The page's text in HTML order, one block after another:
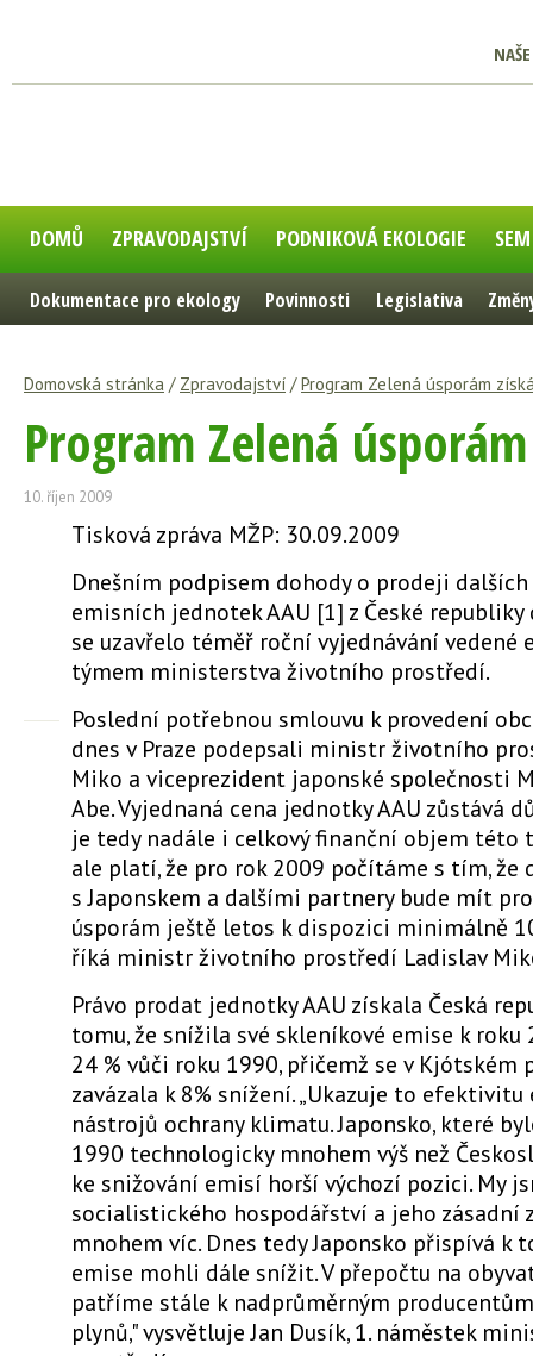
DOMŮ ZPRAVODAJSTVÍ PODNIKOVÁ EKOLOGIE
Dokumentace pro ekology Povinnosti Legislativa
Domovská stránka / Zpravodajství /Program Zelená úsporám
Program Zelená
10. říjen 2009
Tisková zpráva MŽP: 30.09.2009
Dnešním podpisem dohody o prodeji
emisních jednotek AAU [1] z České republiky
se uzavřelo téměř roční vyjednávání vedené
týmem ministerstva životního prostředí.
Poslední potřebnou smlouvu k provedení
dnes v Praze podepsali ministr životního
Miko a viceprezident japonské společnosti
Abe. Vyjednaná cena jednotky AAU zůstává
je tedy nadále i celkový finanční objem této
ale platí, že pro rok 2009 počítáme s tím, že
s Japonskem a dalšími partnery bude mít
úsporám ještě letos k dispozici minimálně
říká ministr životního prostředí Ladislav
Právo prodat jednotky AAU získala Česká
tomu, že snížila své skleníkové emise k roku
24 % vůči roku 1990, přičemž se v Kjótském
zavázala k 8% snížení. „Ukazuje to
nástrojů ochrany klimatu. Japonsko, které
1990 technologicky mnohem výš než
ke snižování emisí horší výchozí pozici. My
socialistického hospodářství a jeho zásadní
mnohem víc. Dnes tedy Japonsko přispívá k
emise mohli dále snížit. V přepočtu na
patříme stále k nadprůměrným
plynů," vysvětluje Jan Dusík, 1. náměstek